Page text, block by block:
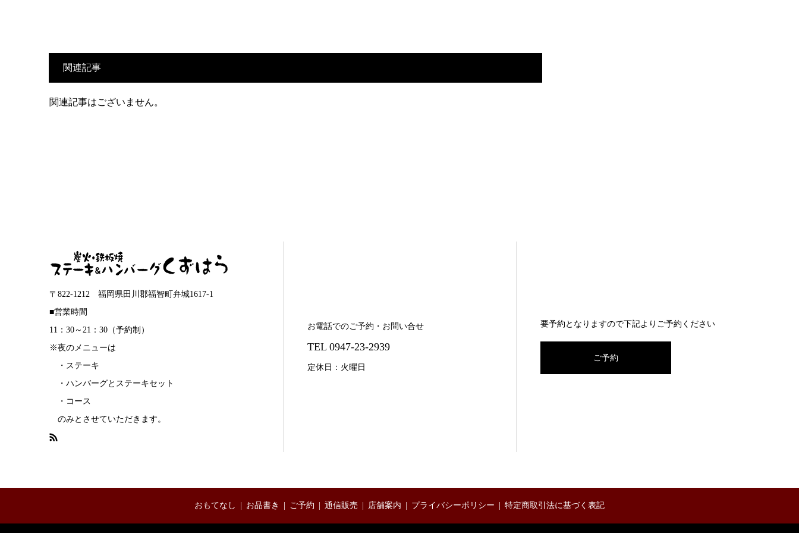
関連記事
関連記事はございません。
〒822-1212 福岡県田川郡福智町弁城1617-1
■営業時間
11：30～21：30（予約制）
※夜のメニューは
・ステーキ
・ハンバーグとステーキセット
・コース
のみとさせていただきます。
お電話でのご予約・お問い合せ
TEL 0947-23-2939
定休日：火曜日
要予約となりますので下記よりご予約ください
ご予約
おもてなし お品書き ご予約 通信販売 店舗案内 プライバシーポリシー 特定商取引法に基づく表記